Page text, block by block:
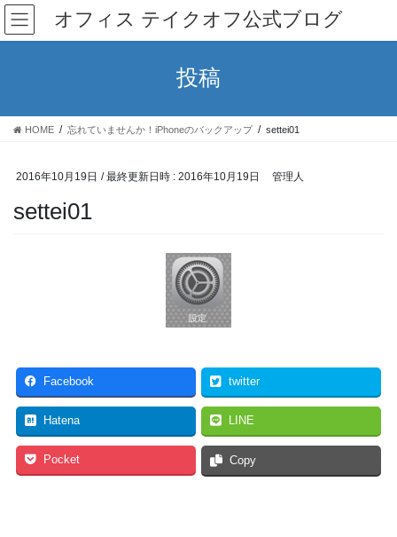
コ
ン
テ
ス
ナ
ビ
ゲ
ン
オフィス テイクオフ公式ブログ
投稿
HOME 忘れていませんか！iPhoneのバックアップ settei01
2016年10月19日 / 最終更新日時 : 2016年10月19日 管理人
settei01
Facebook twitter
Hatena LINE
Pocket Copy